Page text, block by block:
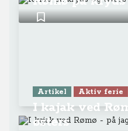
Artikel Aktiv ferie
I kajak ved
østers